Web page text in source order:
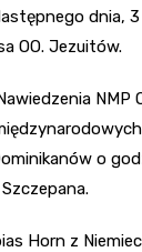
dnia,
OO. Jezuitów.
NMP
o
Horn z